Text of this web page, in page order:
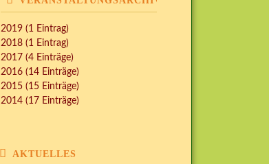
2019 (1 Eintrag)
2018 (1 Eintrag)
2017 (4 Einträge)
2016 (14 Einträge)
2015 (15 Einträge)
2014 (17 Einträge)
AKTUELLES